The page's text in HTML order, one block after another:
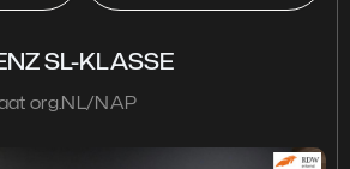
Occasions
Services
SL-KLASSE
org.NL/NAP